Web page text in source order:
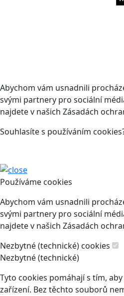
Abychom vám usnadnili
svými partnery pro sociální
najdete v našich Zásadách
Souhlasíte s používáním
Používáme cookies
Abychom vám usnadnili
svými partnery pro sociální
najdete v našich Zásadách
Nezbytné (technické) cookies
Nezbytné (technické)
Tyto cookies pomáhají s tím,
zařízení. Bez těchto souborů